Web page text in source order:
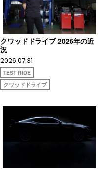
クワッドドライブ 2026年の近
況
2026.07.31
TEST RIDE
クワッドドライブ